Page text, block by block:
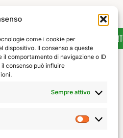
come i cookie per
Il consenso a queste
comportamento di navigazione o ID
consenso può influire
Sempre attivo
Cookie Policy (UE)
Privacy